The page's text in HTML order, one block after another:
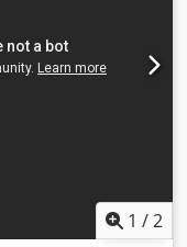
te po
Slobodno nam se
1 /2